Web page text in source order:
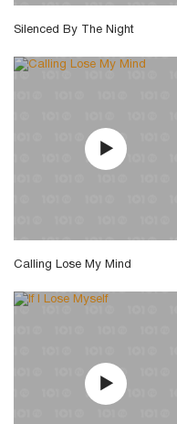
Silenced By The Night
Calling Lose My Mind